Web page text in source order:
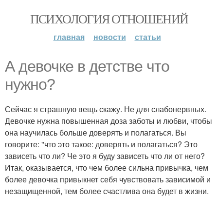
ПСИХОЛОГИЯ ОТНОШЕНИЙ
главная новости статьи
А девочке в детстве что
нужно?
Сейчас я страшную вещь скажу. Не для слабонервных.
Девочке нужна повышенная доза заботы и любви, чтобы
она научилась больше доверять и полагаться. Вы
говорите: "что это такое: доверять и полагаться? Это
зависеть что ли? Че это я буду зависеть что ли от него?
Итак, оказывается, что чем более сильна привычка, чем
более девочка привыкнет себя чувствовать зависимой и
незащищенной, тем более счастлива она будет в жизни.